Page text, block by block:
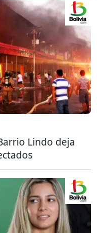
Lindo deja